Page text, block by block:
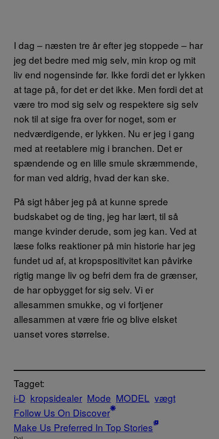
I dag – næsten tre år efter jeg stoppede – har
jeg det bedre med mig selv, min krop og mit
liv end nogensinde før. Ikke fordi det er lykken
at tage på, for det er det ikke. Men fordi det at
være tro mod sig selv og respektere sig selv
nok til at sige fra over for noget, som er
nedværdigende, er lykken. Nu er jeg i gang
med at reetablere mig i branchen. Det er
spændende og en lille smule skræmmende,
for man ved aldrig, hvad der kan ske.
På sigt håber jeg på at kunne sprede
budskabet og de ting, jeg har lært, til så
mange kvinder derude, som jeg kan. Ved at
læse folks reaktioner på min historie har jeg
fundet ud af, at kropspositivitet kan påvirke
rigtig mange liv og befri dem fra de grænser,
de har opbygget for sig selv. Vi er
allesammen smukke, og vi fortjener
allesammen at være frie og blive elsket
uanset vores størrelse.
Tagget:
i-D kropsidealer Mode MODEL vægt
Follow Us On Discover
Make Us Preferred In Top Stories